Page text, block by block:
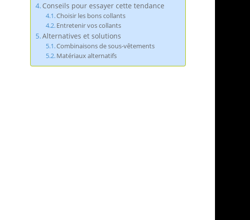
Conseils pour essayer cette tendance
Choisir les bons collants
Entretenir vos collants
Alternatives et solutions
Combinaisons de sous-vêtements
Matériaux alternatifs